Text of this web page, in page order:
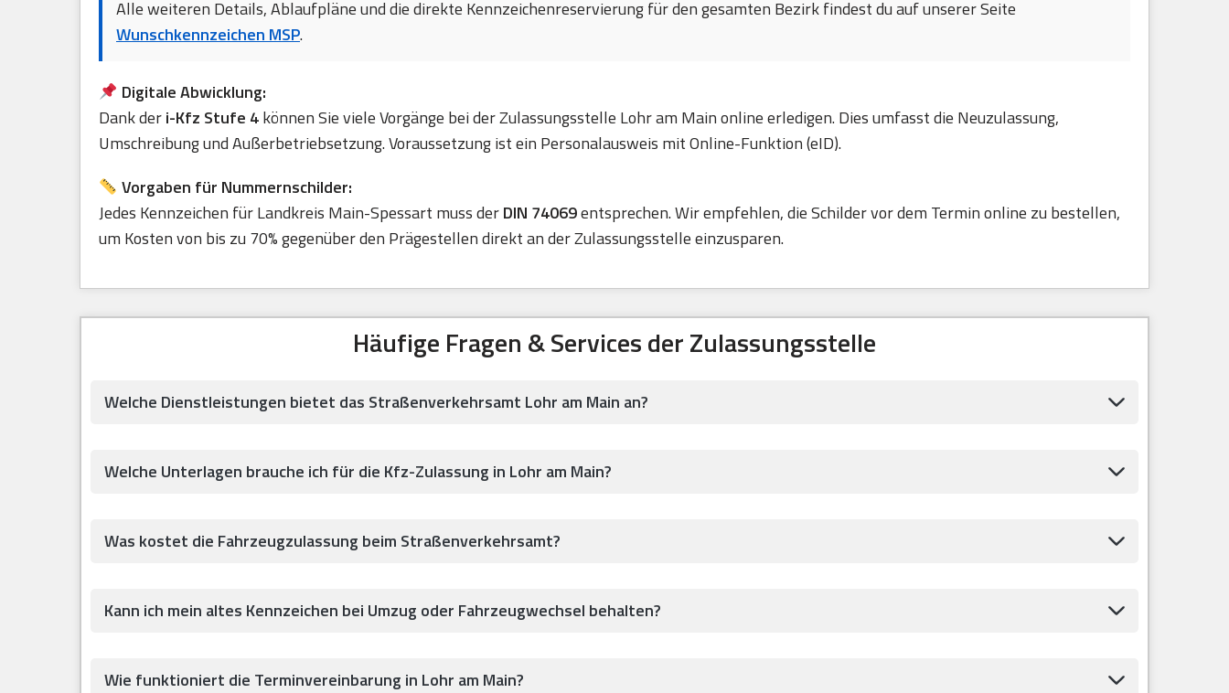
Alle weiteren Details, Ablaufpläne und die direkte Kennzeichenreservierung für den gesamten Bezirk findest du auf unserer Seite
Wunschkennzeichen MSP.
Digitale Abwicklung:
Dank deri-Kfz Stufe 4können Sie viele Vorgänge bei der Zulassungsstelle Lohr am Main online erledigen. Dies umfasst die Neuzulassung,
Umschreibung und Außerbetriebsetzung. Voraussetzung ist ein Personalausweis mit Online-Funktion (eID).
Vorgaben für Nummernschilder:
Jedes Kennzeichen für Landkreis Main-Spessart muss derDIN 74069entsprechen. Wir empfehlen, die Schilder vor dem Termin online zu bestellen,
um Kosten von bis zu 70% gegenüber den Prägestellen direkt an der Zulassungsstelle einzusparen.
Häufige Fragen & Services der Zulassungsstelle
Welche Dienstleistungen bietet das Straßenverkehrsamt Lohr am Main an?
Welche Unterlagen brauche ich für die Kfz-Zulassung in Lohr am Main?
Was kostet die Fahrzeugzulassung beim Straßenverkehrsamt?
Kann ich mein altes Kennzeichen bei Umzug oder Fahrzeugwechsel behalten?
Wie funktioniert die Terminvereinbarung in Lohr am Main?